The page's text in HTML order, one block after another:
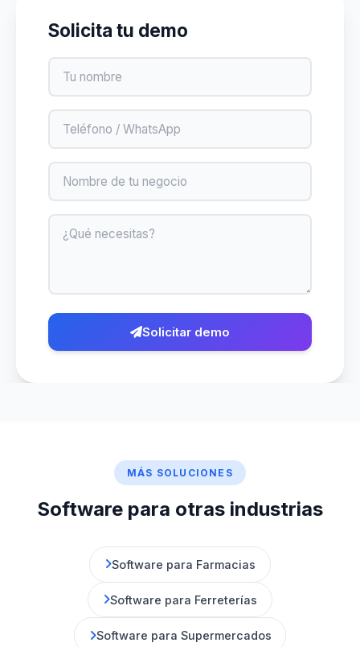
Solicita tu demo
Nombre
Teléfono
Negocio
Solicitar demo
MÁS SOLUCIONES
Software para otras industrias
Software para Farmacias
Software para Ferreterías
Software para Supermercados